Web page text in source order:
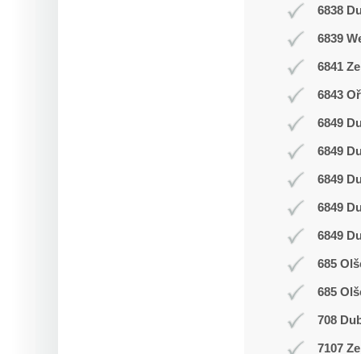
6838
6839
6841
6843
6849
6849
6849
6849
6849
685
685
708
7107